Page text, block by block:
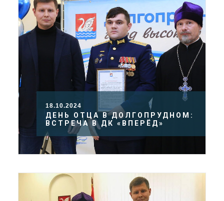
18.10.2024
ДЕНЬ ОТЦА В ДОЛГОПРУДНОМ:
ВСТРЕЧА В ДК «ВПЕРЁД»